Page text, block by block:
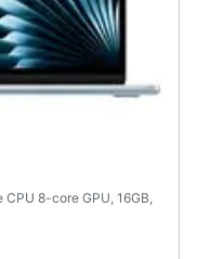
8-core GPU, 16GB,